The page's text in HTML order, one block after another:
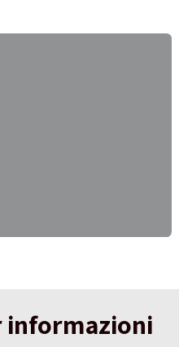
informazioni